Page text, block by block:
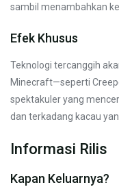
sambil menambahkan
Efek Khusus
Teknologi tercanggih
Minecraft—seperti
spektakuler yang
dan terkadang kacau
Informasi Rilis
Kapan Keluarnya?